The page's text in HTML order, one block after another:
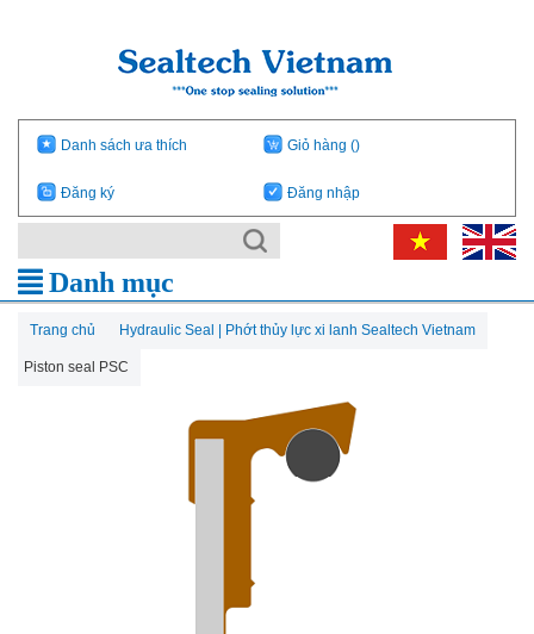
Danh sách ưa thích Giỏ hàng()
Đăng ký Đăng nhập
Danh mục
Trang chủ Hydraulic Seal | Phớt thủy lực xi lanh Sealtech Vietnam
Piston seal PSC